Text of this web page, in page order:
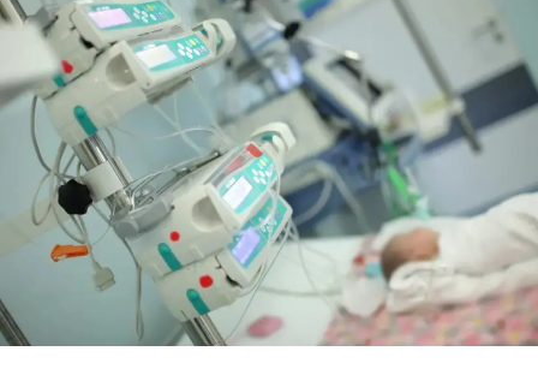
SOCIETÀ
CULTURA
ECONOMIA E LAVORO
EVENTI
SPORT
LAC TV